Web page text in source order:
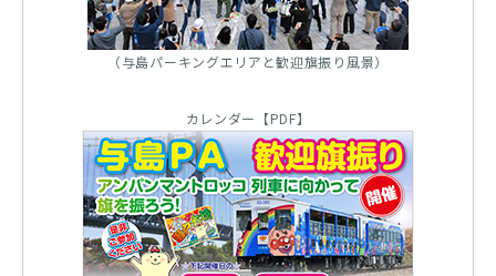
（与島パーキングエリアと歓迎旗振り風景）
カレンダー【PDF】